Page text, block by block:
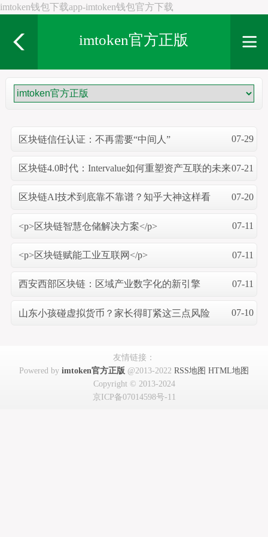
imtoken钱包下载app-imtoken钱包官方下载
imtoken官方正版
区块链信任认证：不再需要“中间人” 07-29
区块链4.0时代：Intervalue如何重塑资产互联的未来07-21
区块链AI技术到底靠不靠谱？知乎大神这样看 07-20
<p>区块链智慧仓储解决方案</p> 07-11
<p>区块链赋能工业互联网</p> 07-11
西安西部区块链：区域产业数字化的新引擎 07-11
山东小孩碰虚拟货币？家长得盯紧这三点风险 07-10
友情链接：
Powered by imtoken官方正版 @2013-2022 RSS地图 HTML地图
Copyright © 2013-2024
京ICP备07014598号-11